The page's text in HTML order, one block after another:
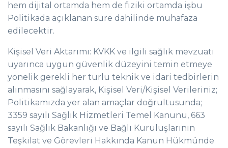
hem dijital ortamda hem de fiziki ortamda işbu
Politikada açıklanan süre dahilinde muhafaza
edilecektir.
Kişisel Veri Aktarımı: KVKK ve ilgili sağlık mevzuatı
uyarınca uygun güvenlik düzeyini temin etmeye
yönelik gerekli her türlü teknik ve idari tedbirlerin
alınmasını sağlayarak, Kişisel Veri/Kişisel Verileriniz;
Politikamızda yer alan amaçlar doğrultusunda;
3359 sayılı Sağlık Hizmetleri Temel Kanunu, 663
sayılı Sağlık Bakanlığı ve Bağlı Kuruluşlarının
Teşkilat ve Görevleri Hakkında Kanun Hükmünde